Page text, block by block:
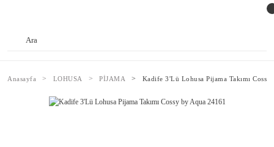
Anasayfa LOHUSA PİJAMA Kadife 3'Lü Lohusa Pijama Takımı